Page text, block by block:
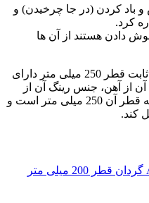
و باد کردن (در جا چرخیدن) و
کرد.
دادن هستند از آن ها
چرخ پاترولی آهنی لاستیکی سبک A ثابت قطر 250 میلی متر دارای
از آهن، جنس رینگ آن از
چدن است و روکش لاستیکی دارد که قطر آن 250 میلی متر است و